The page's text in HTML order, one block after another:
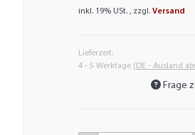
inkl. 19% USt. , zzgl. Versand
Lieferzeit:
4 - 5 Werktage (DE - Ausland
Frage